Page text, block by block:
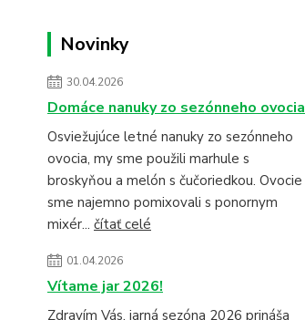
Novinky
30.04.2026
Domáce nanuky zo sezónneho ovocia
Osviežujúce letné nanuky zo sezónneho
ovocia, my sme použili marhule s
broskyňou a melón s čučoriedkou. Ovocie
sme najemno pomixovali s ponornym
mixér... čítať celé
01.04.2026
Vítame jar 2026!
Zdravím Vás, jarná sezóna 2026 prináša